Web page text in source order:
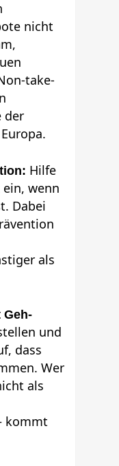
nicht
take-
der
Hilfe
wenn
Dabei
als
Geh-
und
dass
Wer
als
kommt